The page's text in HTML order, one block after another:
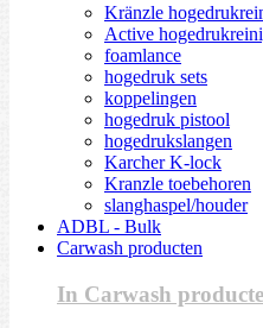
Kränzle
Active
foamlance
hogedruk sets
koppelingen
hogedruk pistool
hogedrukslangen
Karcher K-lock
Kranzle toebehoren
slanghaspel/houder
ADBL - Bulk
Carwash producten
In Carwash